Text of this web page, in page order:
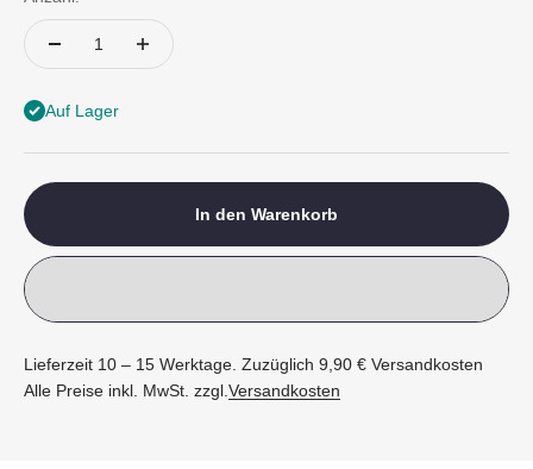
Auf Lager
In den Warenkorb
Lieferzeit 10 – 15 Werktage. Zuzüglich 9,90 € Versandkosten
Alle Preise inkl. MwSt. zzgl.Versandkosten